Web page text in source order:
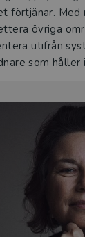
förtjänar. Med
övriga
utifrån
som